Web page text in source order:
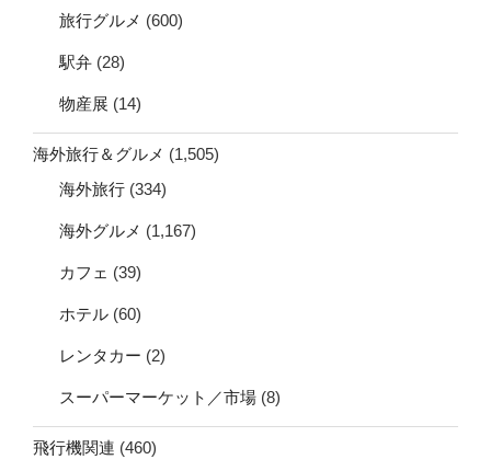
旅行グルメ (600)
駅弁 (28)
物産展 (14)
海外旅行＆グルメ (1,505)
海外旅行 (334)
海外グルメ (1,167)
カフェ (39)
ホテル (60)
レンタカー (2)
スーパーマーケット／市場 (8)
飛行機関連 (460)